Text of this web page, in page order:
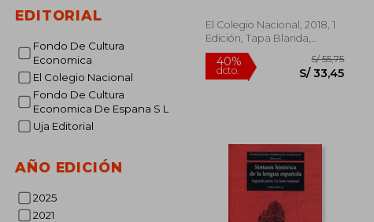
EDITORIAL
Fondo De Cultura
Economica
El Colegio Nacional
Fondo De Cultura
Economica De Espana S L
Uja Editorial
AÑO EDICIÓN
2025
2021
El Colegio Nacional, 2018, 1
Edición, Tapa Blanda,
Nuevo
40%
dcto.